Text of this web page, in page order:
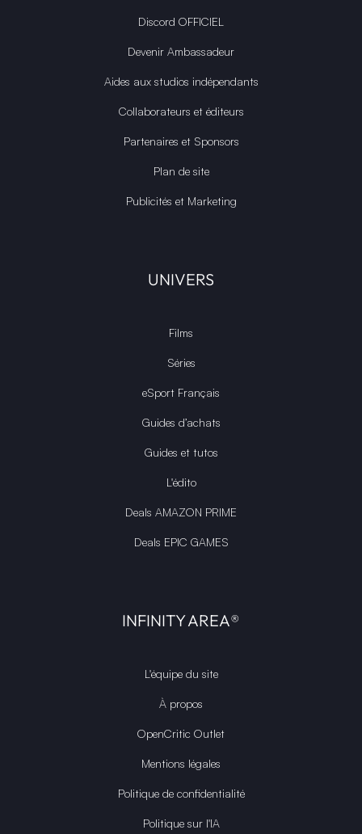
Discord OFFICIEL
Devenir Ambassadeur
Aides aux studios indépendants
Collaborateurs et éditeurs
Partenaires et Sponsors
Plan de site
Publicités et Marketing
UNIVERS
Films
Séries
eSport Français
Guides d’achats
Guides et tutos
L'édito
Deals AMAZON PRIME
Deals EPIC GAMES
INFINITY AREA®
L'équipe du site
À propos
OpenCritic Outlet
Mentions légales
Politique de confidentialité
Politique sur l'IA